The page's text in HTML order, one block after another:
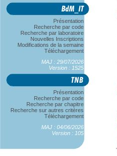
Présentation
Recherche par code
Recherche par laboratoire
Nouvelles Inscriptions
Modifications de la semaine
Téléchargement
MAJ : 29/07/2026
Version : 1525
Présentation
Recherche par code
Recherche par chapitre
Recherche sur autres critères
Téléchargement
MAJ : 04/06/2026
Version : 105